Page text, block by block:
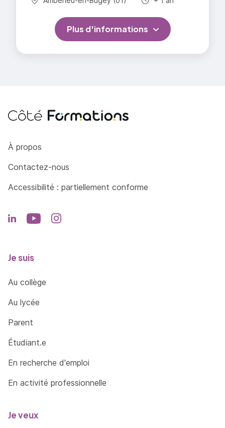
Plus d'informations
Côté Formations
À propos
Contactez-nous
Accessibilité : partiellement conforme
Je suis
Au collège
Au lycée
Parent
Étudiant.e
En recherche d'emploi
En activité professionnelle
Je veux